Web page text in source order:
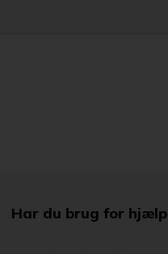
Har du brug for hjælp